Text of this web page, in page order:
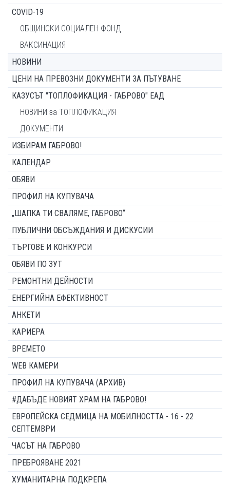
COVID-19
ОБЩИНСКИ СОЦИАЛЕН ФОНД
ВАКСИНАЦИЯ
НОВИНИ
ЦЕНИ НА ПРЕВОЗНИ ДОКУМЕНТИ ЗА ПЪТУВАНЕ
КАЗУСЪТ "ТОПЛОФИКАЦИЯ - ГАБРОВО" ЕАД
НОВИНИ за ТОПЛОФИКАЦИЯ
ДОКУМЕНТИ
ИЗБИРАМ ГАБРОВО!
КАЛЕНДАР
ОБЯВИ
ПРОФИЛ НА КУПУВАЧА
„ШАПКА ТИ СВАЛЯМЕ, ГАБРОВО“
ПУБЛИЧНИ ОБСЪЖДАНИЯ И ДИСКУСИИ
ТЪРГОВЕ И КОНКУРСИ
ОБЯВИ ПО ЗУТ
РЕМОНТНИ ДЕЙНОСТИ
ЕНЕРГИЙНА ЕФЕКТИВНОСТ
АНКЕТИ
КАРИЕРА
ВРЕМЕТО
WEB КАМЕРИ
ПРОФИЛ НА КУПУВАЧА (АРХИВ)
#ДАБЪДЕ НОВИЯТ ХРАМ НА ГАБРОВО!
ЕВРОПЕЙСКА СЕДМИЦА НА МОБИЛНОСТТА - 16 - 22
СЕПТЕМВРИ
ЧАСЪТ НА ГАБРОВО
ПРЕБРОЯВАНЕ 2021
ХУМАНИТАРНА ПОДКРЕПА